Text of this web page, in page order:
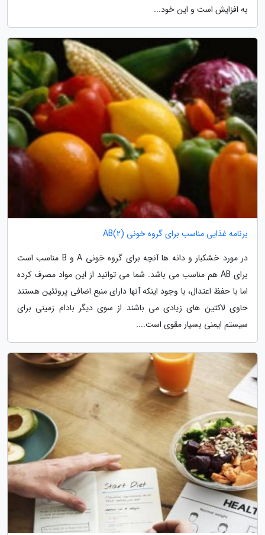
به افزایش است و این خود...
برنامه غذایی مناسب برای گروه خونی AB(2)
در مورد خشکبار و دانه ها آنچه برای گروه خونی A و B مناسب است
برای AB هم مناسب می باشد. شما می توانید از این مواد مصرف کرده
اما با حفظ اعتدال، با وجود اینکه آنها دارای منبع اضافی پروتئین هستند
حاوی لاکتین های زیادی می باشند از سوی دیگر بادام زمینی برای
سیستم ایمنی بسیار مقوی است....